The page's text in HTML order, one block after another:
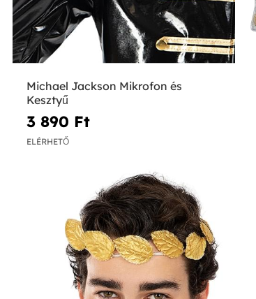
Michael Jackson Mikrofon és
Kesztyű
3 890 Ft‎
ELÉRHETŐ